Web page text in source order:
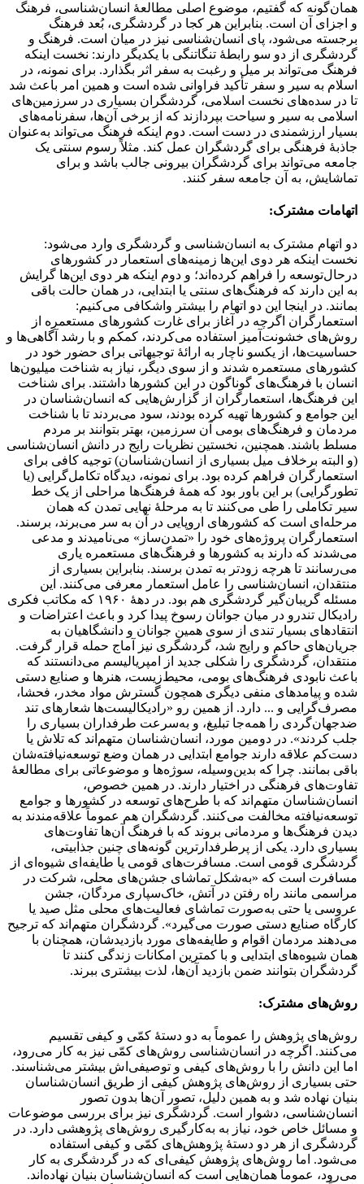
همان‌گونه که گفتیم، موضوع اصلی مطالعهٔ انسان‌شناسی، فرهنگ
و اجزای آن است. بنابراین هر کجا در گردشگری، بُعد فرهنگ
برجسته می‌شود، پای انسان‌شناسی نیز در میان است. فرهنگ و
گردشگری از دو سو رابطهٔ تنگاتنگی با یکدیگر دارند: نخست اینکه
فرهنگ می‌تواند بر میل و رغبت به سفر اثر بگذارد. برای نمونه، در
اسلام به سیر و سفر تأکید فراوانی شده است و همین امر باعث شد
تا در سده‌های نخست اسلامی، گردشگران بسیاری در سرزمین‌های
اسلامی به سیر و سیاحت بپردازند که از برخی آن‌ها، سفرنامه‌های
بسیار ارزشمندی در دست است. دوم اینکه فرهنگ می‌تواند به‌عنوان
جاذبهٔ فرهنگی برای گردشگران عمل کند. مثلاً رسوم سنتی یک
جامعه می‌تواند برای گردشگران بیرونی جالب باشد و برای
تماشایش، به آن جامعه سفر کنند.
اتهامات مشترک:
دو اتهام مشترک به انسان‌شناسی و گردشگری وارد می‌شود:
نخست اینکه هر دوی این‌ها زمینه‌های استعمار در کشورهای
درحال‌توسعه را فراهم کرده‌اند؛ و دوم اینکه هر دوی این‌ها گرایش
به این دارند که فرهنگ‌های سنتی یا ابتدایی، در همان حالت باقی
بمانند. در اینجا این دو اتهام را بیشتر واشکافی می‌کنیم:
استعمارگران اگرچه در آغاز برای غارت کشورهای مستعمره از
روش‌های خشونت‌آمیز استفاده می‌کردند، کمکم و با رشد آگاهی‌ها و
حساسیت‌ها، از یکسو ناچار به ارائهٔ توجیهاتی برای حضور خود در
کشورهای مستعمره شدند و از سوی دیگر، نیاز به شناخت میلیون‌ها
انسان با فرهنگ‌های گوناگون در این کشورها داشتند. برای شناخت
این فرهنگ‌ها، استعمارگران از گزارش‌هایی که انسان‌شناسان در
این جوامع و کشورها تهیه کرده بودند، سود می‌بردند تا با شناخت
مردمان و فرهنگ‌های بومی آن سرزمین، بهتر بتوانند بر مردم
مسلط باشند. همچنین، نخستین نظریات رایج در دانش انسان‌شناسی
(و البته برخلاف میل بسیاری از انسان‌شناسان) توجیه کافی برای
استعمارگران فراهم کرده بود. برای نمونه، دیدگاه تکامل‌گرایی (یا
تطورگرایی) بر این باور بود که همهٔ فرهنگ‌ها مراحلی از یک خط
سیر تکاملی را طی می‌کنند تا به مرحلهٔ نهایی تمدن که همان
مرحله‌ای است که کشورهای اروپایی در آن به سر می‌برند، برسند.
استعمارگران پروژه‌های خود را «تمدن‌ساز» می‌نامیدند و مدعی
می‌شدند که دارند به کشورها و فرهنگ‌های مستعمره یاری
می‌رسانند تا هرچه زودتر به تمدن برسند. بنابراین بسیاری از
منتقدان، انسان‌شناسی را عامل استعمار معرفی می‌کنند. این
مسئله گریبان‌گیر گردشگری هم بود. در دههٔ ۱۹۶۰ که مکاتب فکری
رادیکال تندرو در میان جوانان رسوخ پیدا کرد و باعث اعتراضات و
انتقادهای بسیار تندی از سوی همین جوانان و دانشگاهیان به
جریان‌های حاکم و رایج شد، گردشگری نیز آماج حمله قرار گرفت.
منتقدان، گردشگری را شکلی جدید از امپریالیسم می‌دانستند که
باعث نابودی فرهنگ‌های بومی، محیط‌زیست، هنرها و صنایع دستی
شده و پیامدهای منفی دیگری همچون گسترش مواد مخدر، فحشا،
مصرف‌گرایی و ... دارد. از همین رو «رادیکالیست‌ها شعارهای تند
ضدجهان‌گردی را همه‌جا تبلیغ، و به‌سرعت طرفداران بسیاری را
جلب کردند». در دومین مورد، انسان‌شناسان متهم‌اند که تلاش یا
دست‌کم علاقه دارند جوامع ابتدایی در همان وضع توسعه‌نیافته‌شان
باقی بمانند. چرا که بدین‌وسیله، سوژه‌ها و موضوعاتی برای مطالعهٔ
تفاوت‌های فرهنگی در اختیار دارند. در همین خصوص،
انسان‌شناسان متهم‌اند که با طرح‌های توسعه در کشورها و جوامع
توسعه‌نیافته مخالفت می‌کنند. گردشگران هم عموماً علاقه‌مندند به
دیدن فرهنگ‌ها و مردمانی بروند که با فرهنگ آن‌ها تفاوت‌های
بسیاری دارد. یکی از پرطرفدارترین گونه‌های چنین جذابیتی،
گردشگری قومی است. مسافرت‌های قومی یا طایفه‌ای شیوه‌ای از
مسافرت است که «به‌شکل تماشای جشن‌های محلی، شرکت در
مراسمی مانند راه رفتن در آتش، خاک‌سپاری مردگان، جشن
عروسی یا حتی به‌صورت تماشای فعالیت‌های محلی مثل صید یا
کارگاه صنایع دستی صورت می‌گیرد». گردشگران متهم‌اند که ترجیح
می‌دهند مردمان اقوام و طایفه‌های مورد بازدیدشان، همچنان با
همان شیوه‌های ابتدایی و با کمترین امکانات زندگی کنند تا
گردشگران بتوانند ضمن بازدید آن‌ها، لذت بیشتری ببرند.
روش‌های مشترک:
روش‌های پژوهش را عموماً به دو دستهٔ کمّی و کیفی تقسیم
می‌کنند. اگرچه در انسان‌شناسی روش‌های کمّی نیز به کار می‌رود،
اما این دانش را با روش‌های کیفی و توصیفی‌اش بیشتر می‌شناسند.
حتی بسیاری از روش‌های پژوهش کیفی از طریق انسان‌شناسان
بنیان نهاده شد و به همین دلیل، تصور آن‌ها بدون تصور
انسان‌شناسی، دشوار است. گردشگری نیز برای بررسی موضوعات
و مسائل خاص خود، نیاز به به‌کارگیری روش‌های پژوهشی دارد. در
گردشگری از هر دو دستهٔ پژوهش‌های کمّی و کیفی استفاده
می‌شود. اما روش‌های پژوهش کیفی‌ای که در گردشگری به کار
می‌رود، عموماً همان‌هایی است که انسان‌شناسان بنیان نهاده‌اند.